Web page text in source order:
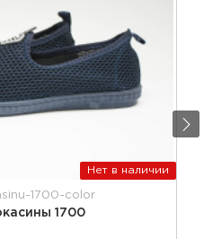
Нет в наличии
1700-color
1700